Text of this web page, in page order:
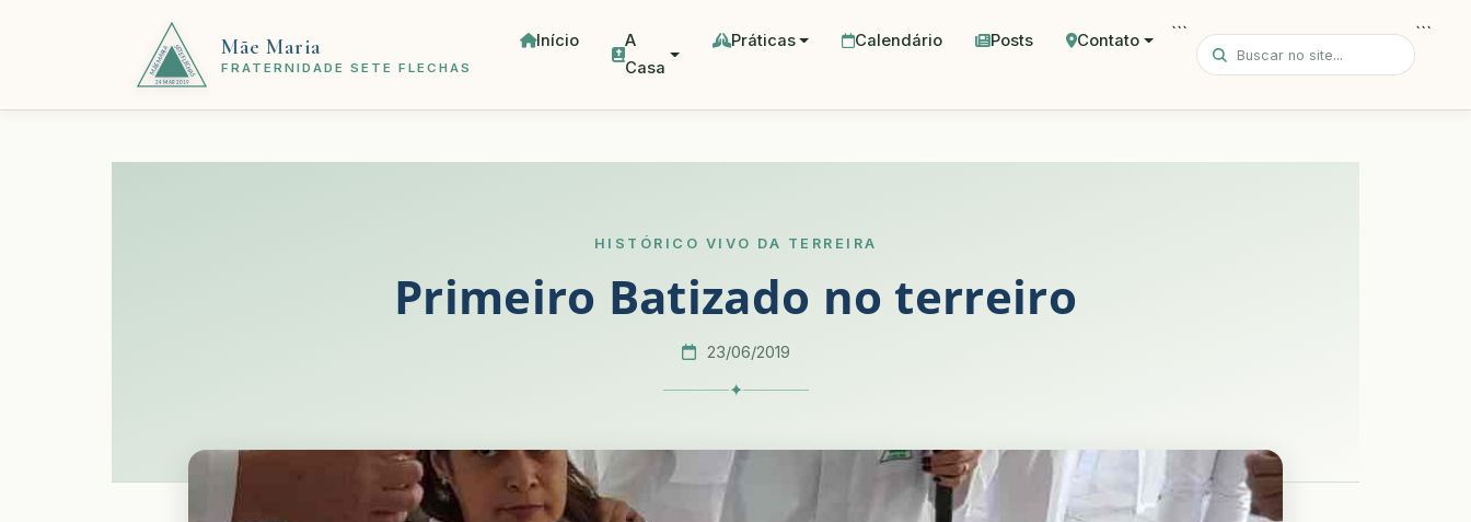
Mãe Maria
FRATERNIDADE SETE FLECHAS
Início
A
Casa
Práticas Calendário Posts Contato ``` ```
HISTÓRICO VIVO DA TERREIRA
Primeiro Batizado no terreiro
23/06/2019
✦